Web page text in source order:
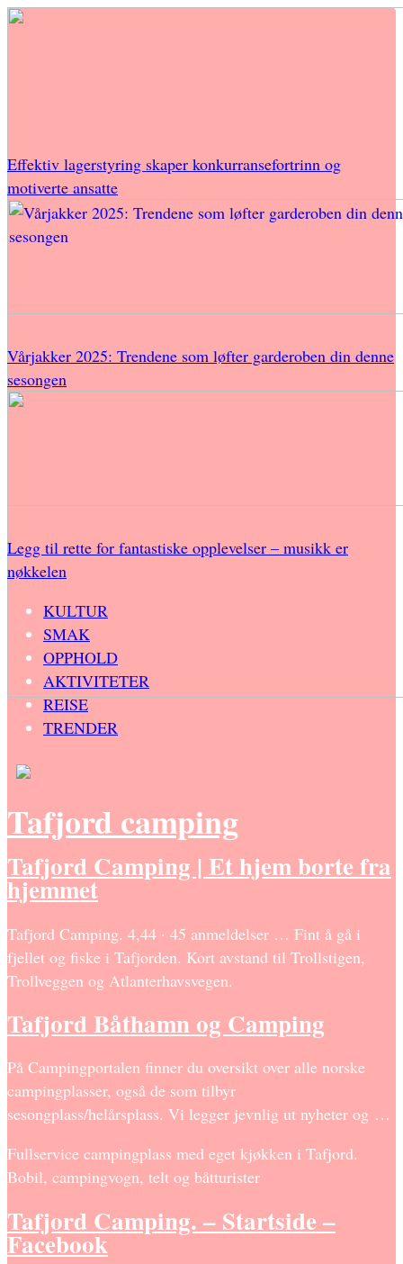
Effektiv lagerstyring skaper konkurransefortrinn og
motiverte ansatte
Vårjakker 2025: Trendene som løfter garderoben din denne
sesongen
Legg til rette for fantastiske opplevelser – musikk er
nøkkelen
KULTUR
SMAK
OPPHOLD
AKTIVITETER
REISE
TRENDER
Tafjord camping
Tafjord Camping | Et hjem borte fra
hjemmet
Tafjord Camping. 4,44 · 45 anmeldelser … Fint å gå i
fjellet og fiske i Tafjorden. Kort avstand til Trollstigen,
Trollveggen og Atlanterhavsvegen.
Tafjord Båthamn og Camping
På Campingportalen finner du oversikt over alle norske
campingplasser, også de som tilbyr
sesongplass/helårsplass. Vi legger jevnlig ut nyheter og …
Fullservice campingplass med eget kjøkken i Tafjord.
Bobil, campingvogn, telt og båtturister
Tafjord Camping. – Startside –
Facebook